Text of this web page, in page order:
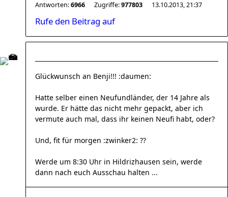
Antworten:6966 Zugriffe:977803 13.10.2013, 21:37
Rufe den Beitrag auf
Glückwunsch an Benji!!! :daumen:
Hatte selber einen Neufundländer, der 14 Jahre als
wurde. Er hätte das nicht mehr gepackt, aber ich
vermute auch mal, dass ihr keinen Neufi habt, oder?
Und, fit für morgen :zwinker2: ??
Werde um 8:30 Uhr in Hildrizhausen sein, werde
dann nach euch Ausschau halten ...